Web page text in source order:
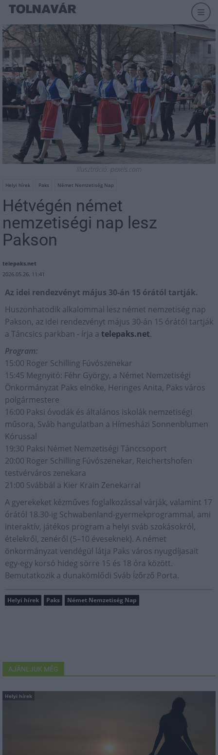
Illusztráció: pexels.com
Helyi hírek Paks Német Nemzetiség Nap
Hétvégén német
nemzetiségi nap lesz
Pakson
telepaks.net
2026.05.26. 11:41
Az idei rendezvényt május 30-án 15 órától tartják.
Huszonhatodik alkalommal lesz német nemzetiség nap
Pakson, az idei rendezvényt május 30-án 15 órától tartják
a Táncsics parkban - írja a telepaks.net.
Program:
15:00 Roger Schilling Fúvószenekar
15:45 Megnyitó: Féhr György, a Német Nemzetiségi
Önkormányzat Paks elnöke, Heringes Anita, Paks város
polgármestere
16:00 Paksi óvodák és általános iskolák nemzetiségi
műsora, Sváb hangulatban a Hímesházi Sonnenblumen
Kórussal
19:30 Paksi Német Nemzetiségi Tánccsoport
20:00 Roger Schilling Fúvószenekar, Reichertshofen
testvérváros zenekara
21:00 Svábbál a Kier Krain Zenekarral
A gyerekeket kézműves foglalkozással várják, valamint 17
órától 18.30-ig Schwabenland-gyermekprogrammal, ami
interaktív, játékos program a helyi sváb szokásokról,
ételekről, zenéről (5–10 éveseknek). A német
önkormányzat vendégül látja Paks város nyugdíjasait
egy-egy korsó hideg sörre 15 és 18 óra között.
Bemutatkozik a dunakömlődi Sváb Ízőrző Porta.
Helyi hírek Paks Német Nemzetiség Nap
AJÁNLJUK MÉG
Helyi hírek